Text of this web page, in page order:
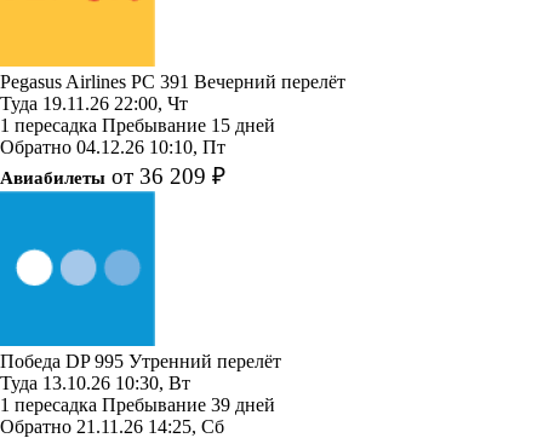
Pegasus Airlines PC 391 Вечерний перелёт
Туда 19.11.26 22:00, Чт
1 пересадка Пребывание 15 дней
Обратно 04.12.26 10:10, Пт
Авиабилеты от 36 209 ₽
Победа DP 995 Утренний перелёт
Туда 13.10.26 10:30, Вт
1 пересадка Пребывание 39 дней
Обратно 21.11.26 14:25, Сб